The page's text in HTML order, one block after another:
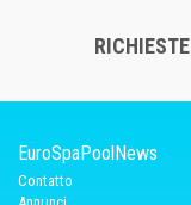
RICHIESTE
EuroSpaPoolNews
Contatto